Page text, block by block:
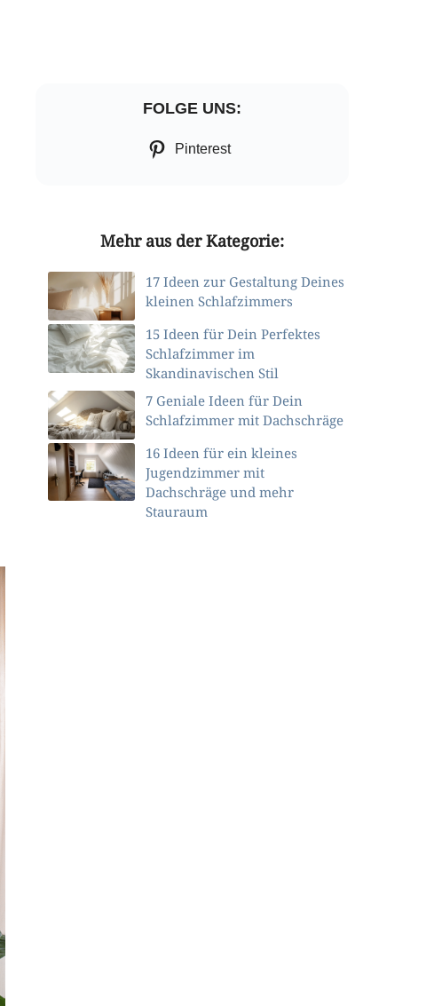
FOLGE UNS:
Pinterest
Mehr aus der Kategorie:
17 Ideen zur Gestaltung Deines
kleinen Schlafzimmers
15 Ideen für Dein Perfektes
Schlafzimmer im
Skandinavischen Stil
7 Geniale Ideen für Dein
Schlafzimmer mit Dachschräge
16 Ideen für ein kleines
Jugendzimmer mit
Dachschräge und mehr
Stauraum